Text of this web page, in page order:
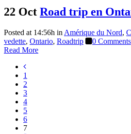
22 Oct Road trip en
Posted at 14:56h in Amérique du Nord,
vedette, Ontario, Roadtrip
0 Comments
Read More
1
2
3
4
5
6
7